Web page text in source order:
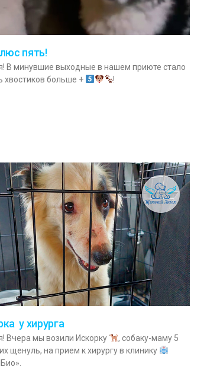
пять!
В минувшие выходные в нашем приюте стало
хвостиков больше +
!
у хирурга
Вчера мы возили Искорку
, собаку-маму 5
щенуль, на прием к хирургу в клинику